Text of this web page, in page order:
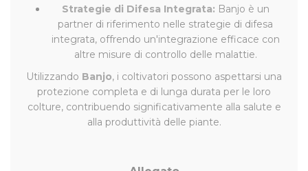
Strategie di Difesa Integrata: Banjo è un
partner di riferimento nelle strategie di difesa
integrata, offrendo un'integrazione efficace con
altre misure di controllo delle malattie.
Utilizzando Banjo, i coltivatori possono aspettarsi una
protezione completa e di lunga durata per le loro
colture, contribuendo significativamente alla salute e
alla produttività delle piante.